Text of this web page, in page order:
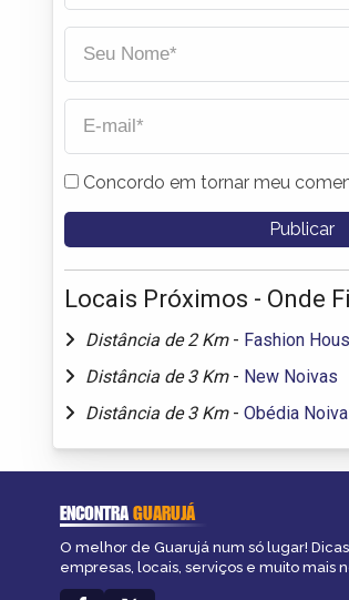
Concordo em tornar meu
Locais Próximos - Onde
Distância de 2 Km - Fashion
Distância de 3 Km - New Noivas
Distância de 3 Km - Obédia
ENCONTRAGUARUJÁ
O melhor de Guarujá num só lugar!
empresas, locais, serviços e muito mais